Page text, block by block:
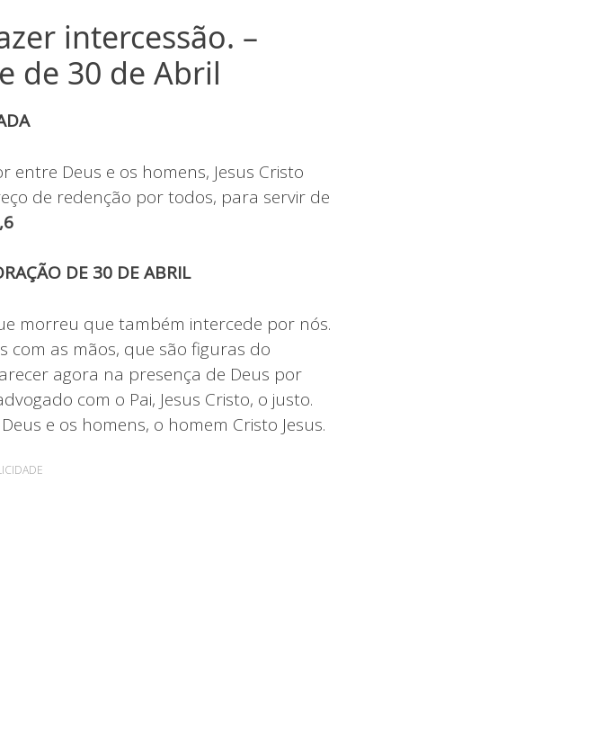
intercessão. –
de 30 de Abril
Deus e os homens, Jesus Cristo
de redenção por todos, para servir de
DE 30 DE ABRIL
morreu que também intercede por nós.
com as mãos, que são figuras do
agora na presença de Deus por
com o Pai, Jesus Cristo, o justo.
e os homens, o homem Cristo Jesus.